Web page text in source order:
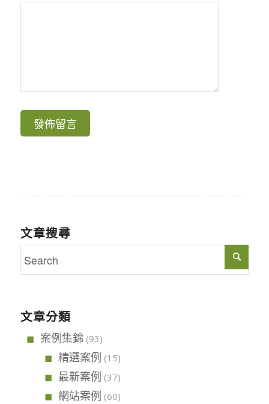
文章搜尋
文章分類
案例集錦 (93)
精選案例 (15)
最新案例 (37)
網站案例 (60)